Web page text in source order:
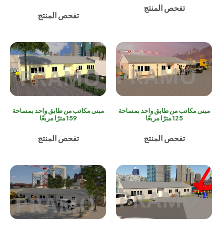
تفحص المنتج
تفحص المنتج
مبنى مكاتب من طابق واحد بمساحة
125 مترًا مربعًا
تفحص المنتج
مبنى مكاتب من طابق واحد بمساحة
159 مترًا مربعًا
تفحص المنتج